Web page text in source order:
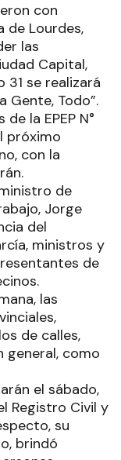
con
de Lourdes,
las
Capital,
31 se realizará
Gente, Todo”.
la EPEP N°
próximo
con la
de
Jorge
del
ministros y
de
las
de calles,
general, como
el sábado,
Registro Civil y
su
brindó